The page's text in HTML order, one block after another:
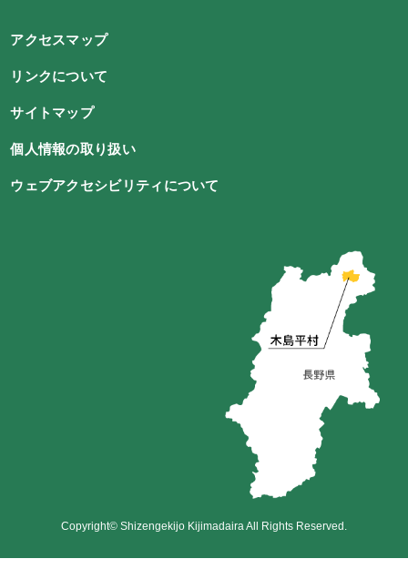
アクセスマップ
リンクについて
サイトマップ
個人情報の取り扱い
ウェブアクセシビリティについて
Copyright© Shizengekijo Kijimadaira All Rights Reserved.